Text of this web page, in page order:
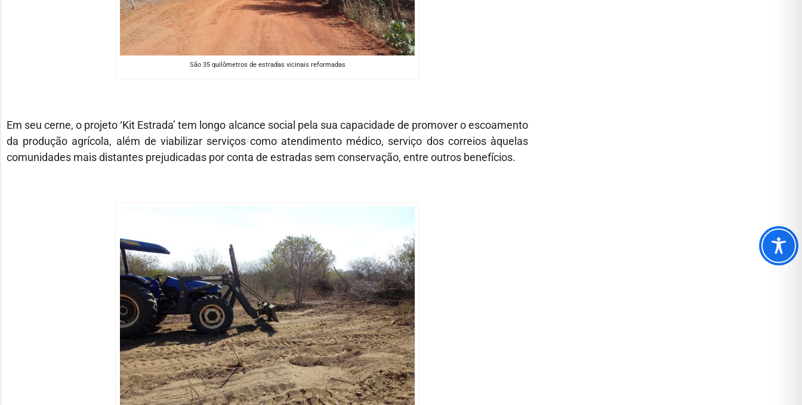
São 35 quilômetros de estradas vicinais reformadas
Em seu cerne, o projeto ‘Kit Estrada’ tem longo alcance social pela sua capacidade de promover o escoamento
da produção agrícola, além de viabilizar serviços como atendimento médico, serviço dos correios àquelas
comunidades mais distantes prejudicadas por conta de estradas sem conservação, entre outros benefícios.